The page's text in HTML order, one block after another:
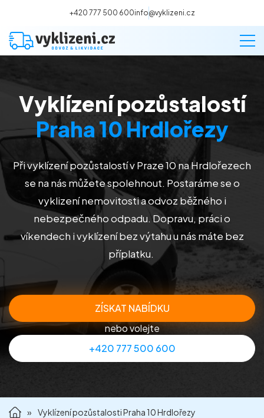
+420 777 500 600info@vyklizeni.cz
Vyklízení
Stěhování
Malování
Deratizace a dezinsekce
Úklid
Příprava nemovitostí na prodej
Vyklízení pozůstalostí
Praha 10 Hrdlořezy
Při vyklízení pozůstalostív Praze 10 na Hrdlořezech
se na nás můžete spolehnout. Postaráme se o
vyklizení nemovitosti a odvoz běžného i
nebezpečného odpadu. Dopravu, práci o
víkendech i vyklízení bez výtahu u nás máte bez
příplatku.
ZÍSKAT NABÍDKU
nebo volejte
+420 777 500 600
» Vyklízení pozůstalosti Praha 10 Hrdlořezy